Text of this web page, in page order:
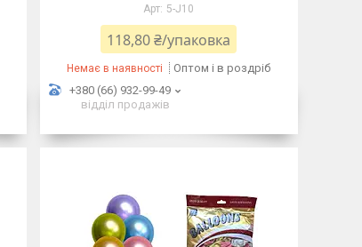
5-J10
118,80 ₴/упаковка
Немає в наявності
Оптом і в роздріб
+380 (66) 932-99-49
відділ продажів